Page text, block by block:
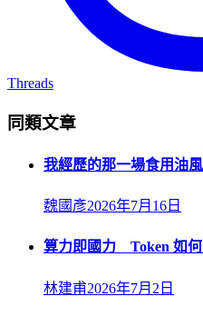
Threads
同類文章
我經歷的那一場食用油
魏國彥2026年7月16日
算力即國力 Token 如
林建甫2026年7月2日